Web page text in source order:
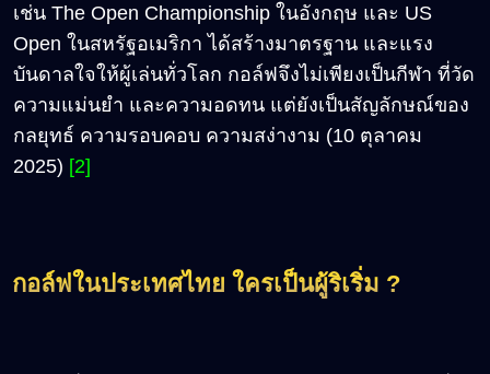
เช่น The Open Championship ในอังกฤษ และ US
Open ในสหรัฐอเมริกา ได้สร้างมาตรฐาน และแรง
บันดาลใจให้ผู้เล่นทั่วโลก กอล์ฟจึงไม่เพียงเป็นกีฬา ที่วัด
ความแม่นยำ และความอดทน แต่ยังเป็นสัญลักษณ์ของ
กลยุทธ์ ความรอบคอบ ความสง่างาม (10 ตุลาคม
2025) [2]
กอล์ฟในประเทศไทย ใครเป็นผู้ริเริ่ม ?